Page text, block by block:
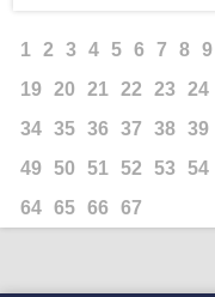
1 2 3 4 5 6 7 8 9
19 20 21 22 23 24
34 35 36 37 38 39
49 50 51 52 53 54
64 65 66 67